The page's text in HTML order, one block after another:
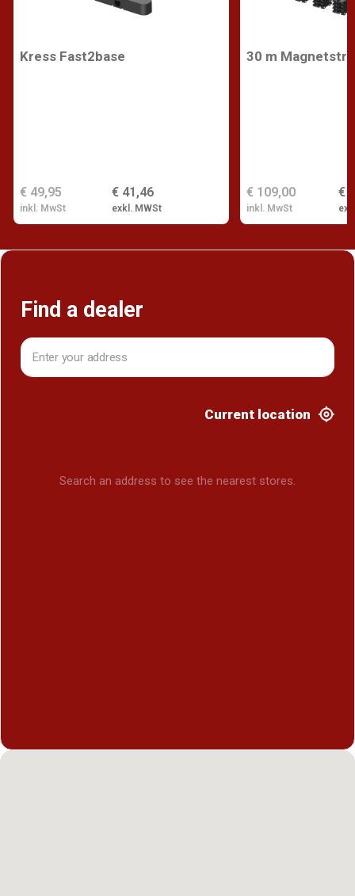
Kress Fast2base
€ 41,46
exkl. MWSt
€ 49,95
inkl. MwSt
30 m
€
€ 109,00
inkl. MwSt
Find a dealer
Current location
Search an address to see the nearest stores.